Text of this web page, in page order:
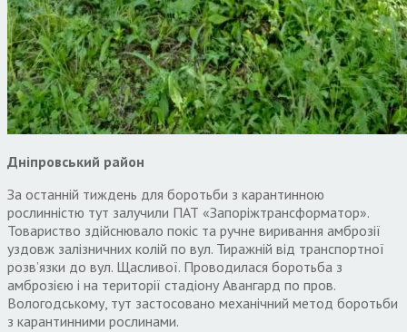
Дніпровський район
За останній тиждень для боротьби з карантинною
рослинністю тут залучили ПАТ «Запоріжтрансформатор».
Товариство здійснювало покіс та ручне виривання амброзії
уздовж залізничних колій по вул. Тиражній від транспортної
розв’язки до вул. Щасливої. Проводилася боротьба з
амброзією і на території стадіону Авангард по пров.
Вологодському, тут застосовано механічний метод боротьби
з карантинними рослинами.